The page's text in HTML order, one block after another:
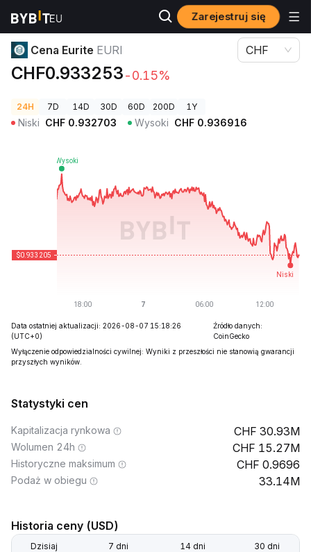
Zarejestruj się
Ceny kryptowalut Cena Eurite EURI
Cena Eurite EURI
CHF0.933253-0.15%
CHF
24H 7D 14D 30D 60D 200D 1Y
Niski CHF 0.932703 Wysoki CHF 0.936916
Data ostatniej aktualizacji: 2026-08-07 15:18:26
(UTC+0)
Źródło danych:
CoinGecko
Wyłączenie odpowiedzialności cywilnej: Wyniki z przeszłości nie stanowią gwarancji
przyszłych wyników.
Statystyki cen
Kapitalizacja rynkowa 30.93M
Wolumen 24h 15.27M
Historyczne maksimum 0.9696
Podaż w obiegu 33.14M
Historia ceny (USD)
Dzisiaj 7 dni 14 dni 30 dni